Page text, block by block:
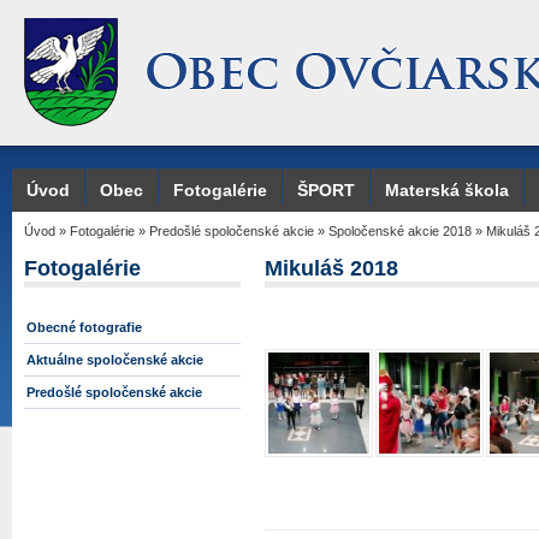
Úvod Obec Fotogalérie ŠPORT Materská škola
Úvod » Fotogalérie » Predošlé spoločenské akcie » Spoločenské akcie 2018 » Mikuláš
Fotogalérie
Obecné fotografie
Aktuálne spoločenské akcie
Predošlé spoločenské akcie
Mikuláš 2018